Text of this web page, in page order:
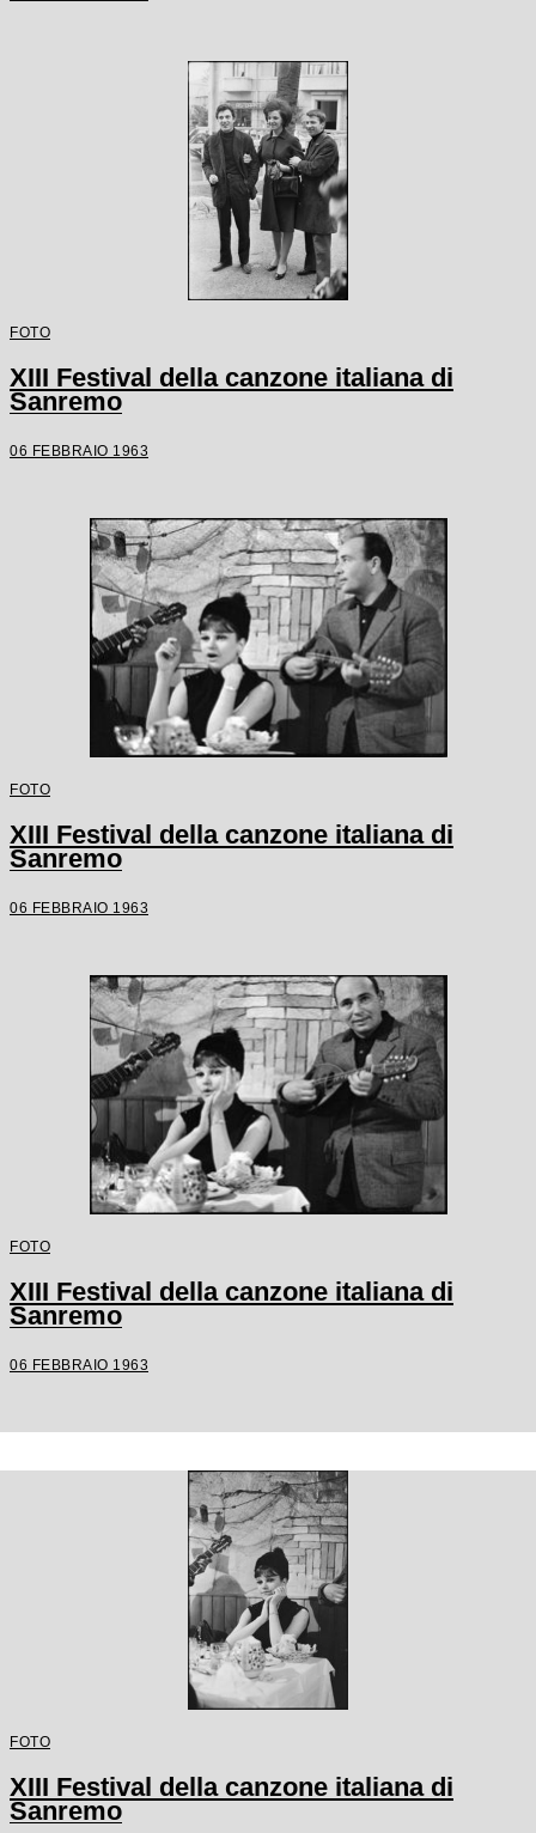
FOTO
XIII Festival della canzone italiana di
Sanremo
06 FEBBRAIO 1963
FOTO
XIII Festival della canzone italiana di
Sanremo
06 FEBBRAIO 1963
FOTO
XIII Festival della canzone italiana di
Sanremo
06 FEBBRAIO 1963
FOTO
XIII Festival della canzone italiana di
Sanremo